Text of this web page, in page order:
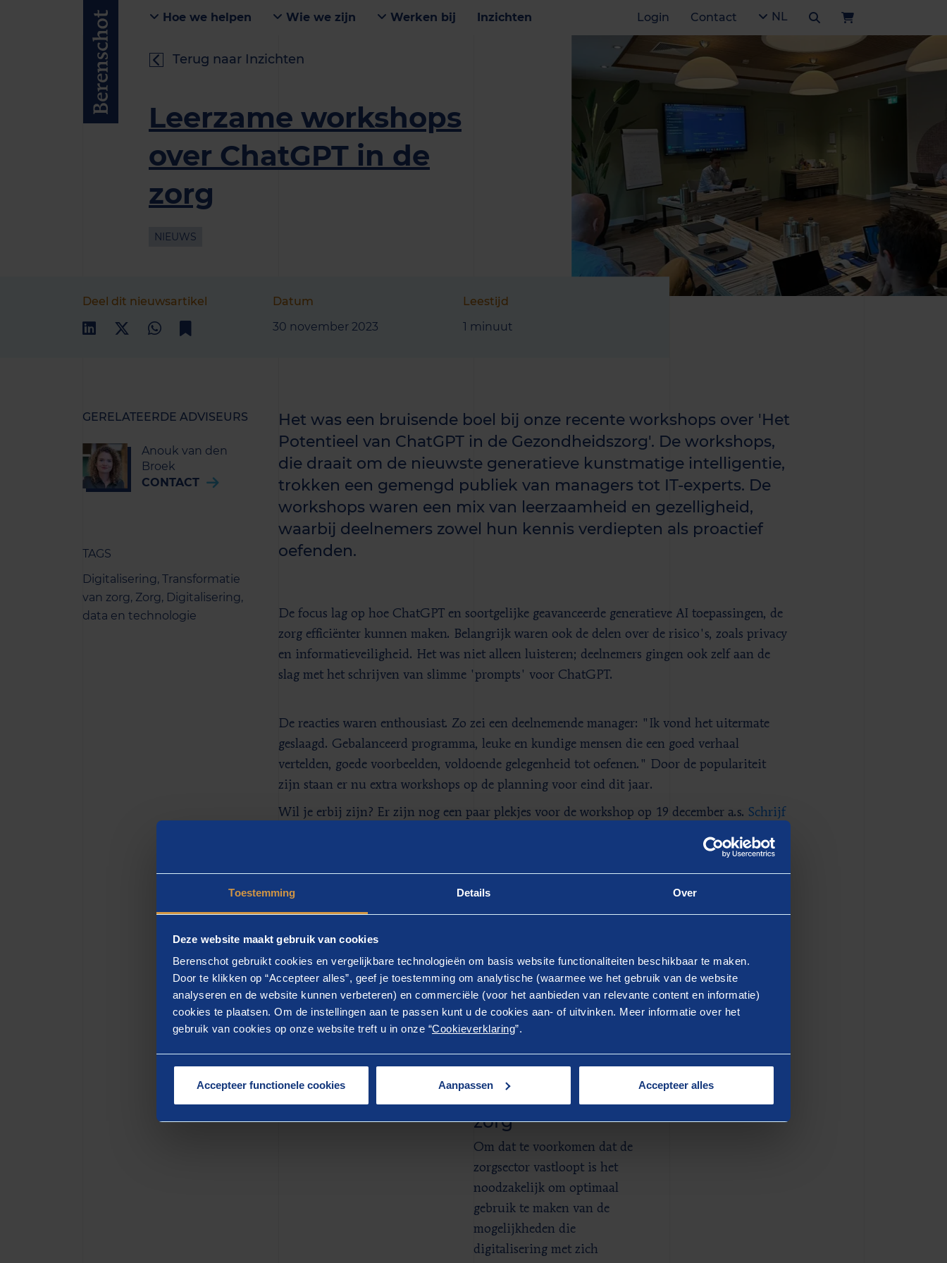
Toestemming Details Over
Deze website maakt gebruik van cookies
Berenschot gebruikt cookies en vergelijkbare technologieën om basis website functionaliteiten beschikbaar te maken.
Door te klikken op “Accepteer alles”, geef je toestemming om analytische (waarmee we het gebruik van de website
analyseren en de website kunnen verbeteren) en commerciële (voor het aanbieden van relevante content en informatie)
cookies te plaatsen. Om de instellingen aan te passen kunt u de cookies aan- of uitvinken. Meer informatie over het
gebruik van cookies op onze website treft u in onze “Cookieverklaring”.
Accepteer functionele cookies Aanpassen Accepteer alles
Hoe we helpen Wie we zijn Werken bij Inzichten Login Contact NL
Terug naar Inzichten
Leerzame workshops
over ChatGPT in de
zorg
NIEUWS
Deel dit nieuwsartikel
Datum
30 november 2023
Leestijd
1 minuut
GERELATEERDE ADVISEURS
Anouk van den
Broek
CONTACT
TAGS
Digitalisering, Transformatie
van zorg, Zorg, Digitalisering,
data en technologie
Het was een bruisende boel bij onze recente workshops over 'Het
Potentieel van ChatGPT in de Gezondheidszorg'. De workshops,
die draait om de nieuwste generatieve kunstmatige intelligentie,
trokken een gemengd publiek van managers tot IT-experts. De
workshops waren een mix van leerzaamheid en gezelligheid,
waarbij deelnemers zowel hun kennis verdiepten als proactief
oefenden.
De focus lag op hoe ChatGPT en soortgelijke geavanceerde generatieve AI toepassingen, de
zorg efficiënter kunnen maken. Belangrijk waren ook de delen over de risico's, zoals privacy
en informatieveiligheid. Het was niet alleen luisteren; deelnemers gingen ook zelf aan de
slag met het schrijven van slimme 'prompts' voor ChatGPT.
De reacties waren enthousiast. Zo zei een deelnemende manager: "Ik vond het uitermate
geslaagd. Gebalanceerd programma, leuke en kundige mensen die een goed verhaal
vertelden, goede voorbeelden, voldoende gelegenheid tot oefenen." Door de populariteit
zijn staan er nu extra workshops op de planning voor eind dit jaar.
Wil je erbij zijn? Er zijn nog een paar plekjes voor de workshop op 19 december a.s. Schrijf
Voor organisaties die liever een workshop op maat hebben, biedt Berenschot ook
blijven steeds up-to-date met de laatste ontwikkelingen.
GERELATEERD
Meer weten?
Digitalisering in de
zorg
Om dat te voorkomen dat de
zorgsector vastloopt is het
noodzakelijk om optimaal
gebruik te maken van de
mogelijkheden die
digitalisering met zich